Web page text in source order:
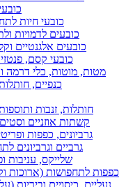
כובעי חיות
כובעים לדמויות
כובעים אלגנטיים
כובעי קסם,
מטות, מוטות, כלי דרמה
כנפיים,
חותלות, זנבות
קשתות אוזניים
גרביונים, כפפות
גרביים וגרביונים
שלייקס, עניבות
כפפות לתחפושות (ארוכות
נעליים, כיסויים וביריות